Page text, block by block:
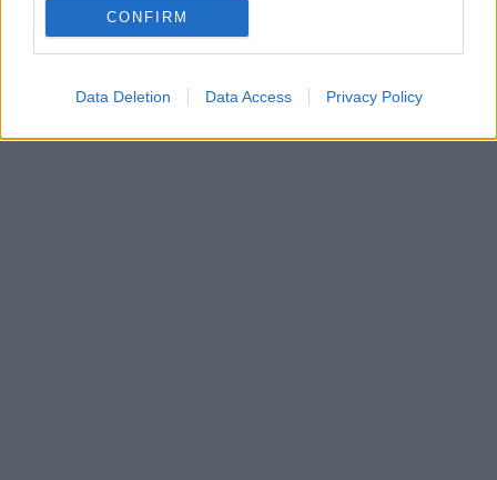
CONFIRM
Data Deletion Data Access Privacy Policy
glest mellan uppdateringarna. Och nu är vi på väg ännu
längre norrut, så ni vet om det blir en liten paus här.